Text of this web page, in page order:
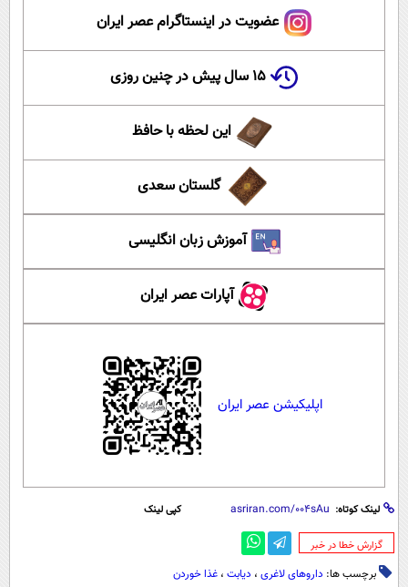
عضویت در اینستاگرام عصر ایران
۱۵ سال پیش در چنین روزی
این لحظه با حافظ
گلستان سعدی
آموزش زبان انگلیسی
آپارات عصر ایران
اپلیکیشن عصر ایران
لینک کوتاه: کپی لینک
‌گزارش خطا در خبر
برچسب ها: داروهای لاغری ، دیابت ، غذا خوردن